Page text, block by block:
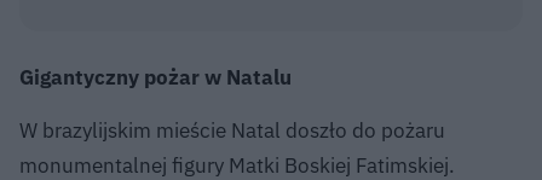
Gigantyczny pożar w Natalu
W brazylijskim mieście Natal doszło do pożaru
monumentalnej figury Matki Boskiej Fatimskiej.